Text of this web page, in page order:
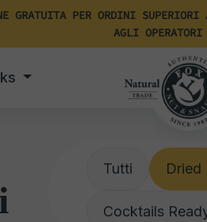
GRATUITA PER ORDINI
AGLI
Tutti Dried
Cocktails